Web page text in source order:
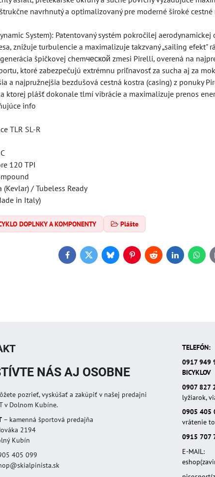
navrhnutý a optimalizovaný pre moderné široké
System): Patentovaný systém pokročilej
znižuje turbulencie a maximalizuje takzvaný „sailing efekt"
špičkovej chemческой zmesi Pirelli, overená na
ktoré zabezpečujú extrémnu priľnavosť za sucha aj za
a najpružnejšia bezdušová cestná kostra (casing) z ponuky
ktorej plášť dokonale tlmí vibrácie a maximalizuje prenos
info
TLR SL-R
120 TPI
/ Tubeless Ready
in Italy)
DOPLNKY A KOMPONENTY Plášte
FacebookTwitterBlueskyPinterestRedditLinkedIn
NÁS AJ OSOBNE
pozrieť, vyskúšať a zakúpiť v našej predajni
v Dolnom Kubíne.
– kamenná športová predajňa
2194
Kubín
405 099
TELEFÓN:
0917 949
BICYKLOV
0907 827
lyžiarok,
0905 405
vrátenie
0915 707
E-MAIL: